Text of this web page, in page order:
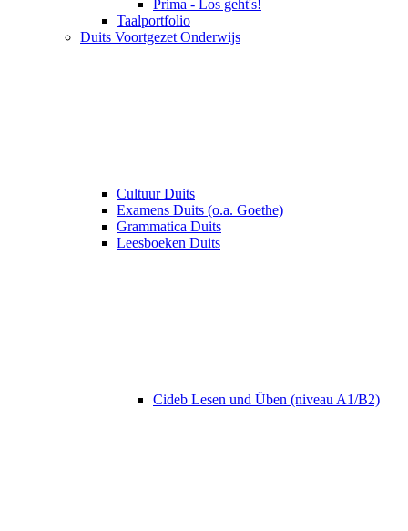
Prima - Los geht's!
Taalportfolio
Duits Voortgezet Onderwijs
Cultuur Duits
Examens Duits (o.a. Goethe)
Grammatica Duits
Leesboeken Duits
Cideb Lesen und Üben (niveau A1/B2)